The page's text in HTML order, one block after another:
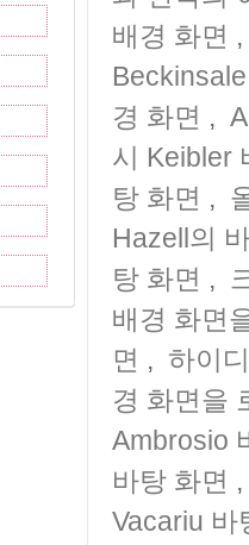
배경 화면
경 화면 ,
시 Keibler
탕 화면 ,
Hazell의
탕 화면 ,
배경 화면
면 , 하이
경 화면을
Ambrosio
바탕 화면
Vacariu 바